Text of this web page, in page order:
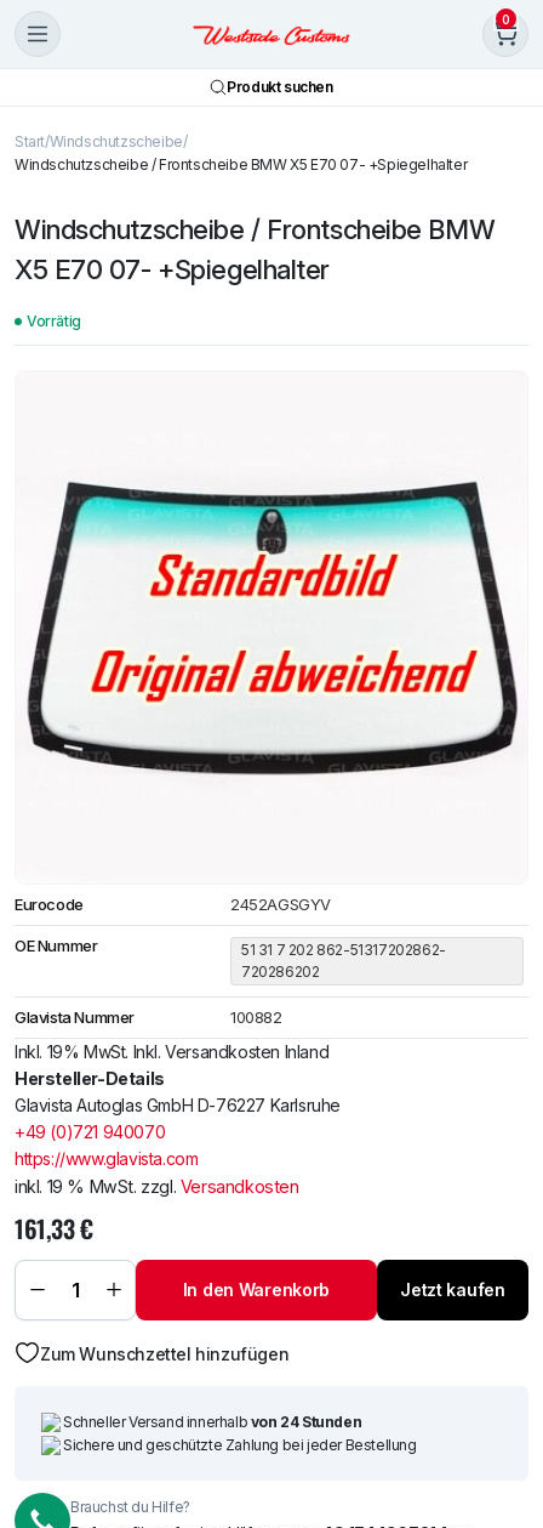
0
Produkt suchen
Start Windschutzscheibe
Windschutzscheibe / Frontscheibe BMW X5 E70 07- +Spiegelhalter
Windschutzscheibe / Frontscheibe BMW
X5 E70 07- +Spiegelhalter
Vorrätig
Eurocode 2452AGSGYV
OE Nummer
51 31 7 202 862-51317202862-
720286202
Glavista Nummer 100882
Inkl. 19% MwSt. Inkl. Versandkosten Inland
Hersteller-Details
Glavista Autoglas GmbH D-76227 Karlsruhe
+49 (0)721 940070
https://www.glavista.com
inkl. 19 % MwSt. zzgl. Versandkosten
161,33€
/ Frontscheibe
BMW X5 E70 07-
Menge
In den Warenkorb Jetzt kaufen
Zum Wunschzettel hinzufügen
Schneller Versand innerhalb von 24 Stunden
Sichere und geschützte Zahlung bei jeder Bestellung
Brauchst du Hilfe?